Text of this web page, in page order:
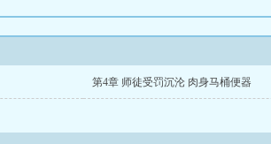
第4章 师徒受罚沉沦 肉身马桶便器